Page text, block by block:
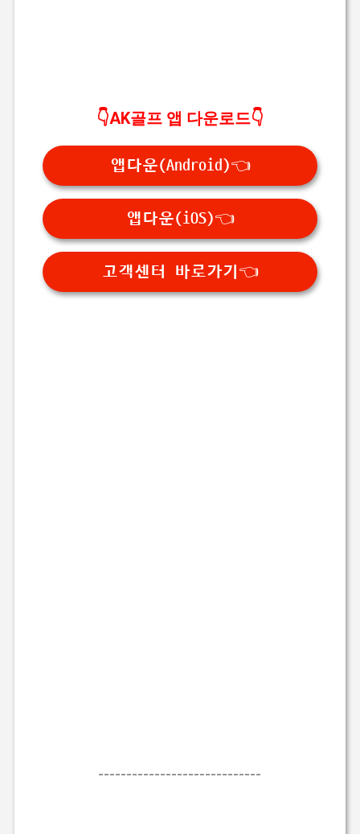
👇AK골프 앱 다운로드👇
앱다운(Android)👈
앱다운(iOS)👈
고객센터 바로가기👈
-----------------------------